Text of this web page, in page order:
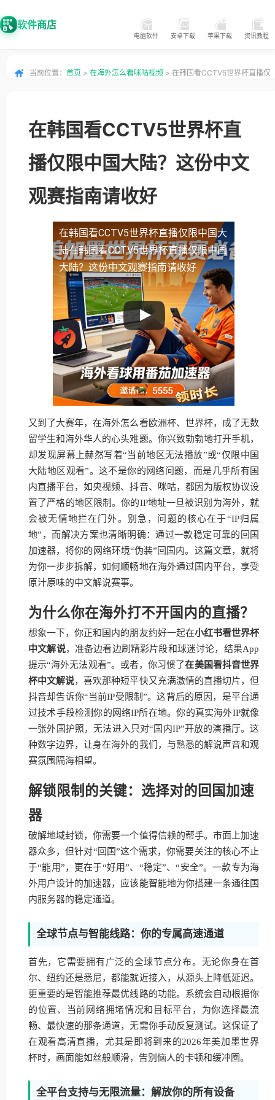
软件商店
电脑软件 安卓下载 苹果下载 资讯教程
当前位置： 首页 > 在海外怎么看咪咕视频 > 在韩国看CCTV5世界杯直播仅
在韩国看CCTV5世界杯直
播仅限中国大陆？这份中文
观赛指南请收好
在韩国看CCTV5世界杯直播仅限中国大
陆在韩国看CCTV5世界杯直播仅限中国
大陆？这份中文观赛指南请收好
又到了大赛年，在海外怎么看欧洲杯、世界杯，成了无数
留学生和海外华人的心头难题。你兴致勃勃地打开手机，
却发现屏幕上赫然写着“当前地区无法播放”或“仅限中国
大陆地区观看”。这不是你的网络问题，而是几乎所有国
内直播平台，如央视频、抖音、咪咕，都因为版权协议设
置了严格的地区限制。你的IP地址一旦被识别为海外，就
会被无情地拦在门外。别急，问题的核心在于“IP归属
地”，而解决方案也清晰明确：通过一款稳定可靠的回国
加速器，将你的网络环境“伪装”回国内。这篇文章，就将
为你一步步拆解，如何顺畅地在海外通过国内平台，享受
原汁原味的中文解说赛事。
为什么你在海外打不开国内的直播？
想象一下，你正和国内的朋友约好一起在小红书看世界杯
中文解说，准备边看边刷精彩片段和球迷讨论，结果App
提示“海外无法观看”。或者，你习惯了在美国看抖音世界
杯中文解说，喜欢那种短平快又充满激情的直播切片，但
抖音却告诉你“当前IP受限制”。这背后的原因，是平台通
过技术手段检测你的网络IP所在地。你的真实海外IP就像
一张外国护照，无法进入只对“国内IP”开放的演播厅。这
种数字边界，让身在海外的我们，与熟悉的解说声音和观
赛氛围隔海相望。
解锁限制的关键：选择对的回国加速
器
破解地域封锁，你需要一个值得信赖的帮手。市面上加速
器众多，但针对“回国”这个需求，你需要关注的核心不止
于“能用”，更在于“好用”、“稳定”、“安全”。一款专为海
外用户设计的加速器，应该能智能地为你搭建一条通往国
内服务器的稳定通道。
全球节点与智能线路：你的专属高速通道
首先，它需要拥有广泛的全球节点分布。无论你身在首
尔、纽约还是悉尼，都能就近接入，从源头上降低延迟。
更重要的是智能推荐最优线路的功能。系统会自动根据你
的位置、当前网络拥堵情况和目标平台，为你选择最流
畅、最快速的那条通道，无需你手动反复测试。这保证了
在观看高清直播，尤其是即将到来的2026年美加墨世界
杯时，画面能如丝般顺滑，告别恼人的卡顿和缓冲圈。
全平台支持与无限流量：解放你的所有设备